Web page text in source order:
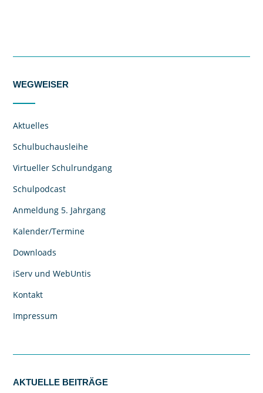
WEGWEISER
Aktuelles
Schulbuchausleihe
Virtueller Schulrundgang
Schulpodcast
Anmeldung 5. Jahrgang
Kalender/Termine
Downloads
iServ und WebUntis
Kontakt
Impressum
AKTUELLE BEITRÄGE